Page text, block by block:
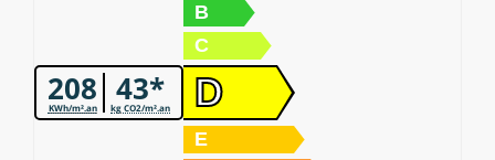
208
KWh/m².an 43*
kg CO2/m².an
B
C
D
E